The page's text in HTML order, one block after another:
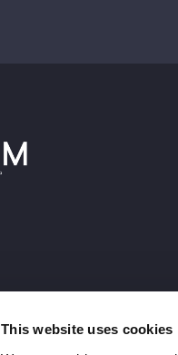
This website uses cookies